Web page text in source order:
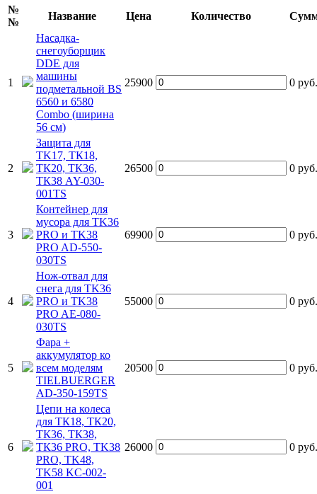
№
№
Название Цена Количество
1
Насадка-
снегоуборщик
DDE для
машины
подметальной BS
6560 и 6580
Combo (ширина
56 см)
25900 0 руб.
2
Защита для
TK17, ТК18,
ТК20, ТК36,
ТК38 AY-030-
001TS
26500 0 руб.
3
Контейнер для
мусора для TK36
PRO и TK38
PRO AD-550-
030TS
69900 0 руб.
4
Нож-отвал для
снега для TK36
PRO и TK38
PRO AE-080-
030TS
55000 0 руб.
5
Фара +
аккумулятор ко
всем моделям
TIELBUERGER
AD-350-159TS
20500 0 руб.
6
Цепи на колеса
для ТК18, ТК20,
ТК36, ТК38,
ТК36 PRO, TK38
PRO, TK48,
TK58 KC-002-
001
26000 0 руб.